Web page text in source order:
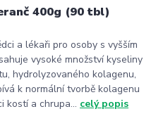
400g (90 tbl)
a lékaři pro osoby s vyšším
vysoké množství kyseliny
hydrolyzovaného kolagenu,
k normální tvorbě kolagenu
kostí a chrupa... celý popis